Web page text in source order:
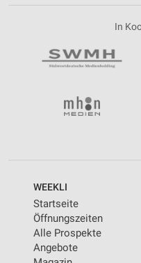
In
WEEKLI
Startseite
Öffnungszeiten
Alle Prospekte
Angebote